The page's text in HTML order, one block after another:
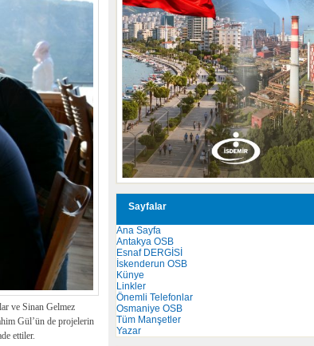
ve Sinan Gelmez
Gül’ün de projelerin
ettiler.
Sayfalar
Ana Sayfa
Antakya OSB
Esnaf DERGİSİ
İskenderun OSB
Künye
Linkler
Önemli Telefonlar
Osmaniye OSB
Tüm Manşetler
Yazar